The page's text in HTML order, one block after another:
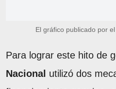
El gráfico publicado por
Para lograr este hito de
Nacional utilizó dos